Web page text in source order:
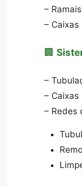
–
–
🏢
–
–
– Redes